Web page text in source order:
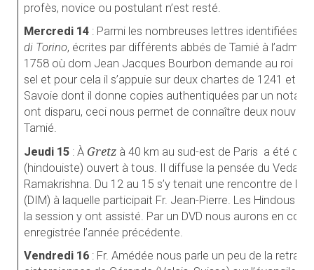
profès, novice ou postulant n’est resté.
Mercredi 14 : Parmi les nombreuses lettres identifiées
di Torino, écrites par différents abbés de Tamié à
1758 où dom Jean Jacques Bourbon demande au roi de
sel et pour cela il s’appuie sur deux chartes de 1241 et
Savoie dont il donne copies authentiquées par un
ont disparu, ceci nous permet de connaître deux
Tamié.
Jeudi 15 : À Gretz à 40 km au sud-est de Paris a été
(hindouiste) ouvert à tous. Il diffuse la pensée du
Ramakrishna. Du 12 au 15 s’y tenait une rencontre de
(DIM) à laquelle participait Fr. Jean-Pierre. Les Hindous
la session y ont assisté. Par un DVD nous aurons en
enregistrée l’année précédente.
Vendredi 16 : Fr. Amédée nous parle un peu de la